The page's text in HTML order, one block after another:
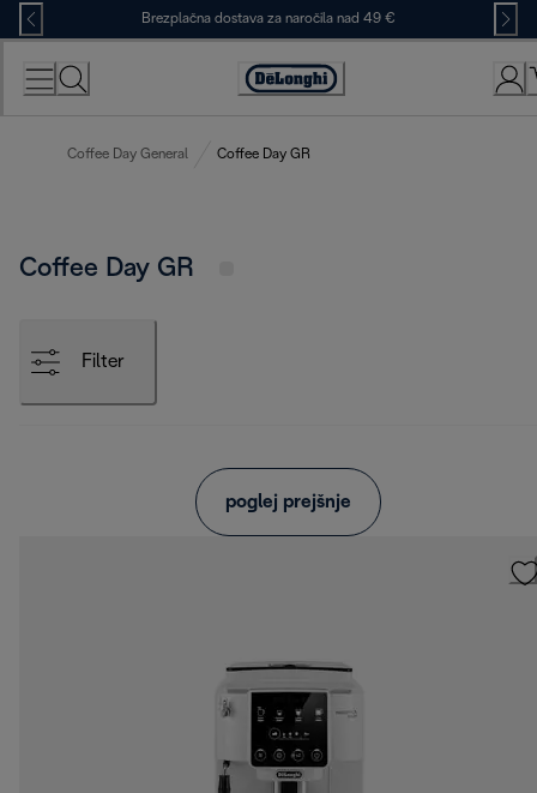
Skip
to
Content
Brezplačna dostava za naročila nad 49 €
Accessibility
Coffee Day General Coffee Day GR
Coffee Day GR
Filter
poglej prejšnje